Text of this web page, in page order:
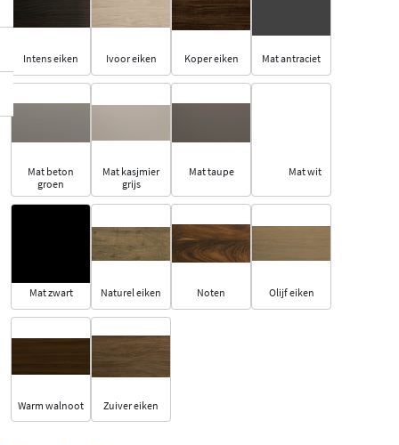
Intens eiken Ivoor eiken Koper eiken Mat antraciet
Mat beton
groen
Mat kasjmier
grijs
Mat taupe Mat wit
Mat zwart Naturel eiken Noten Olijf eiken
Warm walnoot Zuiver eiken